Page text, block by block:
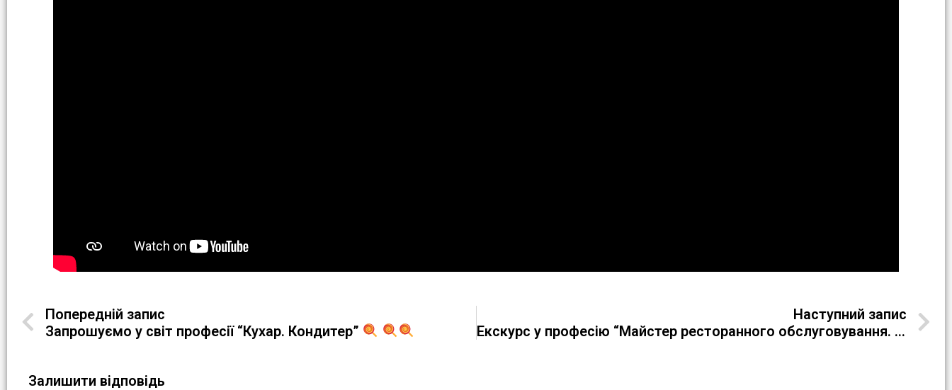
Попередній запис
Запрошуємо у світ професії “Кухар. Кондитер”
Наступний запис
Екскурс у професію “Майстер ресторанного обслуговування. Адміністратор”
Залишити відповідь